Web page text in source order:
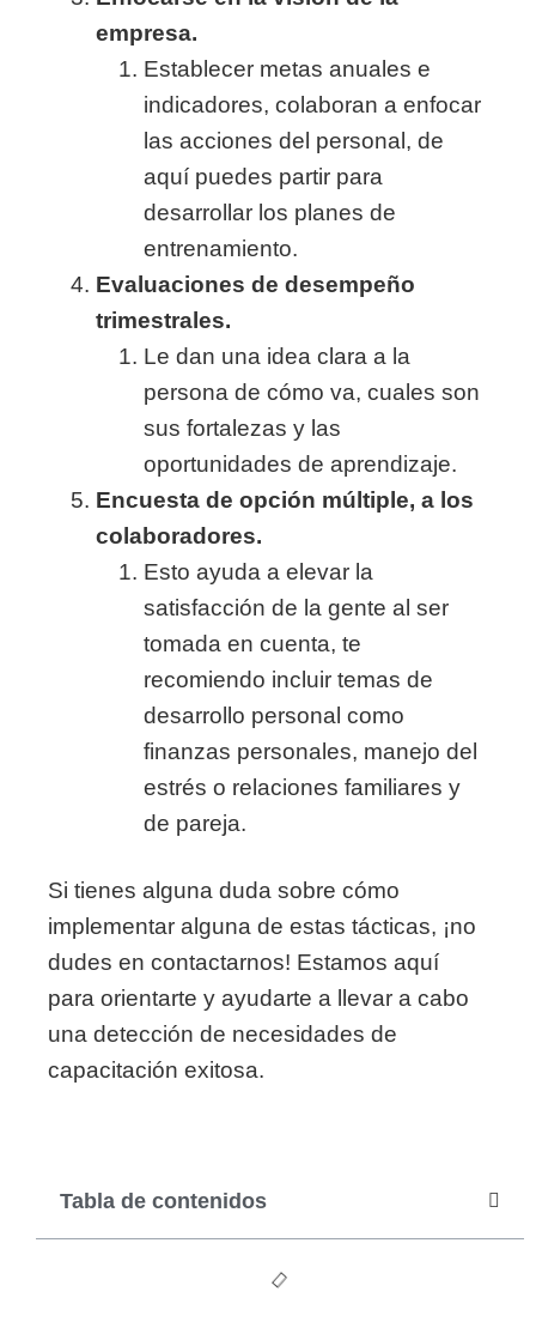
empresa.
Establecer metas anuales e
indicadores, colaboran a enfocar
las acciones del personal, de
aquí puedes partir para
desarrollar los planes de
entrenamiento.
Evaluaciones de desempeño
trimestrales.
Le dan una idea clara a la
persona de cómo va, cuales son
sus fortalezas y las
oportunidades de aprendizaje.
Encuesta de opción múltiple, a los
colaboradores.
Esto ayuda a elevar la
satisfacción de la gente al ser
tomada en cuenta, te
recomiendo incluir temas de
desarrollo personal como
finanzas personales, manejo del
estrés o relaciones familiares y
de pareja.
Si tienes alguna duda sobre cómo
implementar alguna de estas tácticas, ¡no
dudes en contactarnos! Estamos aquí
para orientarte y ayudarte a llevar a cabo
una detección de necesidades de
capacitación exitosa.
Tabla de contenidos